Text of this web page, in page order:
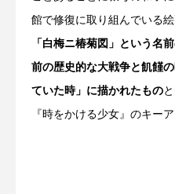
館で修復に取り組んでいる
「白梅ニ椿菊図」という名
前の歴史的な大戦争と飢饉
ていた時」に描かれたもの
『時をかける少女』のキー